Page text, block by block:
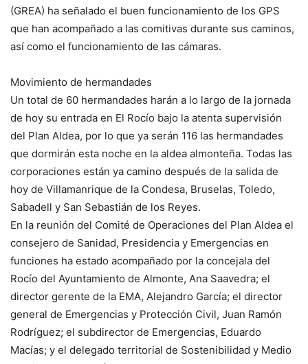
(GREA) ha señalado el buen funcionamiento de los GPS
que han acompañado a las comitivas durante sus caminos,
así como el funcionamiento de las cámaras.
Movimiento de hermandades
Un total de 60 hermandades harán a lo largo de la jornada
de hoy su entrada en El Rocío bajo la atenta supervisión
del Plan Aldea, por lo que ya serán 116 las hermandades
que dormirán esta noche en la aldea almonteña. Todas las
corporaciones están ya camino después de la salida de
hoy de Villamanrique de la Condesa, Bruselas, Toledo,
Sabadell y San Sebastián de los Reyes.
En la reunión del Comité de Operaciones del Plan Aldea el
consejero de Sanidad, Presidencia y Emergencias en
funciones ha estado acompañado por la concejala del
Rocío del Ayuntamiento de Almonte, Ana Saavedra; el
director gerente de la EMA, Alejandro García; el director
general de Emergencias y Protección Civil, Juan Ramón
Rodríguez; el subdirector de Emergencias, Eduardo
Macías; y el delegado territorial de Sostenibilidad y Medio